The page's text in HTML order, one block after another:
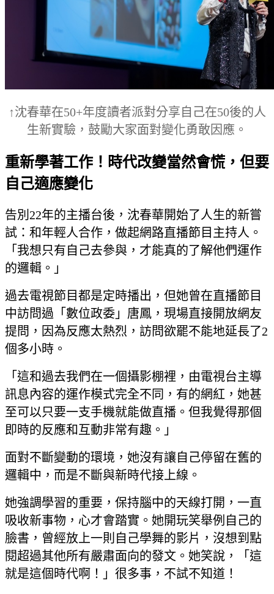
↑沈春華在50+年度讀者派對分享自己在50後的人
生新實驗，鼓勵大家面對變化勇敢因應。
重新學著工作！時代改變當然會慌，但要
自己適應變化
告別22年的主播台後，沈春華開始了人生的新嘗
試：和年輕人合作，做起網路直播節目主持人。
「我想只有自己去參與，才能真的了解他們運作
的邏輯。」
過去電視節目都是定時播出，但她曾在直播節目
中訪問過「數位政委」唐鳳，現場直接開放網友
提問，因為反應太熱烈，訪問欲罷不能地延長了2
個多小時。
「這和過去我們在一個攝影棚裡，由電視台主導
訊息內容的運作模式完全不同，有的網紅，她甚
至可以只要一支手機就能做直播。但我覺得那個
即時的反應和互動非常有趣。」
面對不斷變動的環境，她沒有讓自己停留在舊的
邏輯中，而是不斷與新時代接上線。
她強調學習的重要，保持腦中的天線打開，一直
吸收新事物，心才會踏實。她開玩笑舉例自己的
臉書，曾經放上一則自己學舞的影片，沒想到點
閱超過其他所有嚴肅面向的發文。她笑說，「這
就是這個時代啊！」很多事，不試不知道！